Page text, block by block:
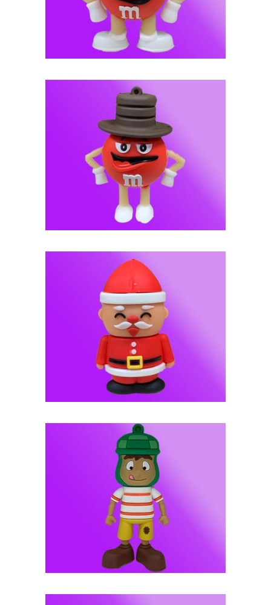
فلش مموری عروسکی-- کد J96
فلش مموری عروسکی -- کد J95
فلش مموری عروسکی -- کد J94